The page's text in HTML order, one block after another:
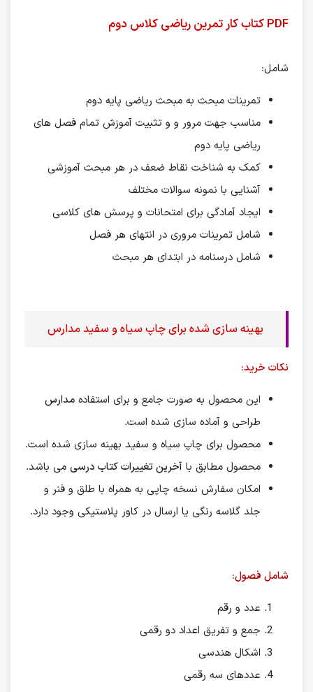
PDF کتاب کار تمرین ریاضی کلاس دوم
شامل:
تمرینات مبحث به مبحث ریاضی پایه دوم
مناسب جهت مرور و و تثبیت آموزش تمام فصل های
ریاضی پایه دوم
کمک به شناخت نقاط ضعف در هر مبحث آموزشی
آشنایی با نمونه سوالات مختلف
ایجاد آمادگی برای امتحانات و پرسش‌ های کلاسی
شامل تمرینات مروری در انتهای هر فصل
شامل درسنامه در ابتدای هر مبحث
بهینه سازی شده برای چاپ سیاه و سفید مدارس
نکات خرید:
این محصول به صورت جامع و برای استفاده مدارس
طراحی و آماده سازی شده است.
محصول برای چاپ سیاه و سفید بهینه سازی شده است.
محصول مطابق با آخرین تغییرات کتاب درسی می باشد.
امکان سفارش نسخه چاپی به همراه با طلق و فنر و
جلد گلاسه رنگی یا ارسال در کاور پلاستیکی وجود دارد.
شامل فصول:
عدد و رقم
جمع و تفریق اعداد دو رقمی
اشکال هندسی
عددهای سه رقمی